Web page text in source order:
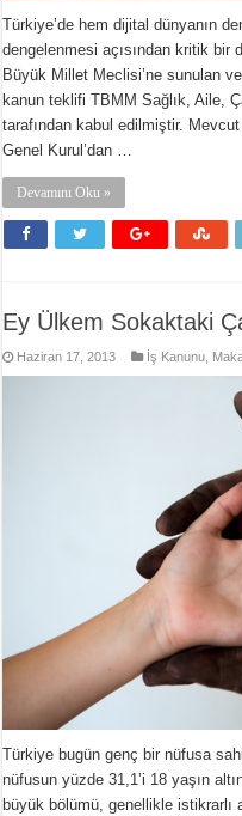
Türkiye’de hem dijital dünyanın
dengelenmesi açısından kritik bir
Büyük Millet Meclisi’ne sunulan
kanun teklifi TBMM Sağlık, Aile,
tarafından kabul edilmiştir.
Genel Kurul’dan …
Devamını Oku »
Ey Ülkem Sokaktaki
Haziran 17, 2013 İş Kanunu
Türkiye bugün genç bir nüfusa
nüfusun yüzde 31,1’i 18 yaşın
büyük bölümü, genellikle istikrarlı